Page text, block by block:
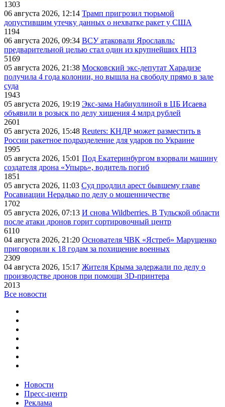
1303
06 августа 2026, 12:14 Трамп пригрозил тюрьмой
допустившим утечку данных о нехватке ракет у США
1194
06 августа 2026, 09:34 ВСУ атаковали Ярославль:
предварительной целью стал один из крупнейших НПЗ
5169
05 августа 2026, 21:38 Московский экс-депутат Харадизе
получила 4 года колонии, но вышла на свободу прямо в зале
суда
1943
05 августа 2026, 19:19 Экс-зама Набиуллиной в ЦБ Исаева
объявили в розыск по делу хищения 4 млрд рублей
2601
05 августа 2026, 15:48 Reuters: КНДР может разместить в
России ракетное подразделение для ударов по Украине
1995
05 августа 2026, 15:01 Под Екатеринбургом взорвали машину
создателя дрона «Упырь», водитель погиб
1851
05 августа 2026, 11:03 Суд продлил арест бывшему главе
Росавиации Нерадько по делу о мошенничестве
1702
05 августа 2026, 07:13 И снова Wildberries. В Тульской области
после атаки дронов горит сортировочный центр
6110
04 августа 2026, 21:20 Основателя ЧВК «Ястреб» Марущенко
приговорили к 18 годам за похищение военных
2309
04 августа 2026, 15:17 Жителя Крыма задержали по делу о
производстве дронов при помощи 3D‑принтера
2013
Все новости
Новости
Пресс-центр
Реклама